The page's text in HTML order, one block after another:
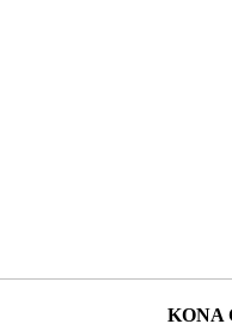
KONA